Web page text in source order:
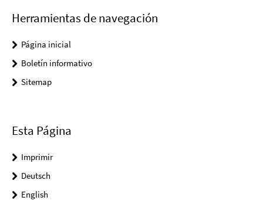
Herramientas de navegación
Página inicial
Boletín informativo
Sitemap
Esta Página
Imprimir
Deutsch
English